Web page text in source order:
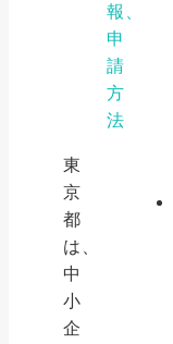
報、
申
請
方
法
東
京
都
は、
中
小
企